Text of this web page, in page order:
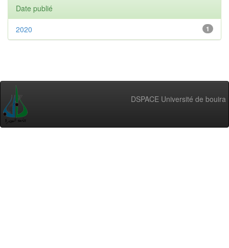
Date publié
1
2020
DSPACE Université de bouira